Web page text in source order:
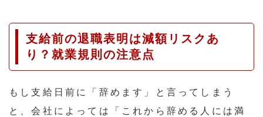
支給前の退職表明は減額リスクあ
り？就業規則の注意点
もし支給日前に「辞めます」と言ってしまう
と、会社によっては「これから辞める人には満